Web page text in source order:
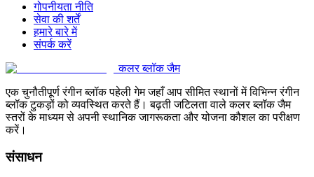
गोपनीयता नीति
सेवा की शर्तें
हमारे बारे में
संपर्क करें
कलर ब्लॉक जैम
एक चुनौतीपूर्ण रंगीन ब्लॉक पहेली गेम जहाँ आप सीमित स्थानों में विभिन्न रंगीन
ब्लॉक टुकड़ों को व्यवस्थित करते हैं। बढ़ती जटिलता वाले कलर ब्लॉक जैम
स्तरों के माध्यम से अपनी स्थानिक जागरूकता और योजना कौशल का परीक्षण
करें।
संसाधन